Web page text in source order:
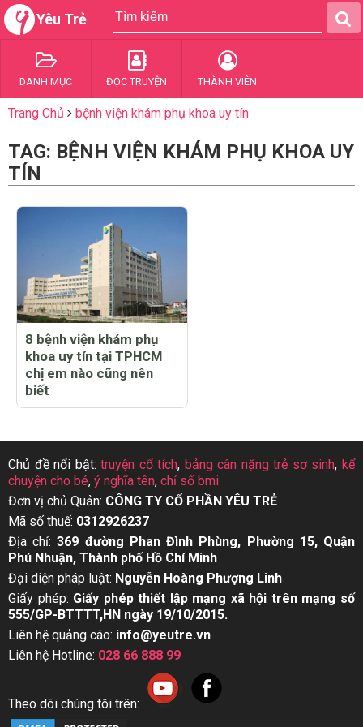
Yêu Trẻ
DANH MỤC ĐỌC TRUYỆN THÀNH VIÊN
Trang Chủ bệnh viện khám phụ khoa uy tín
TAG: BỆNH VIỆN KHÁM PHỤ KHOA UY
TÍN
8 bệnh viện khám phụ
khoa uy tín tại TPHCM
chị em nào cũng nên
biết
Chủ đề nổi bật:truyện cổ tích, bảng cân nặng trẻ sơ sinh,kể
chuyện cho bé, ý nghĩa tên, chỉ số bmi
Đơn vị chủ Quản: CÔNG TY CỔ PHẦN YÊU TRẺ
Mã số thuế: 0312926237
Địa chỉ:369 đường Phan Đình Phùng, Phường 15, Quận
Phú Nhuận, Thành phố Hồ Chí Minh
Đại diện pháp luật: Nguyễn Hoàng Phượng Linh
Giấy phép: Giấy phép thiết lập mạng xã hội trên mạng số
555/GP-BTTTT,HN ngày 19/10/2015.
Liên hệ quảng cáo: info@yeutre.vn
Liên hệ Hotline: 028 66 888 99
Theo dõi chúng tôi trên: